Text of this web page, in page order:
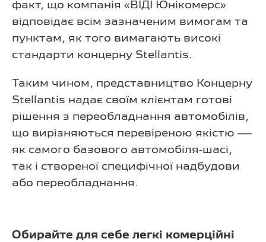
факт, що компанія «ВІДІ Юнікомерс»
відповідає всім зазначеним вимогам та
пунктам, як того вимагають високі
стандарти концерну Stellantis.
Таким чином, представництво Концерну
Stellantis надає своїм клієнтам готові
рішення з переобладнання автомобілів,
що вирізняються перевіреною якістю —
як самого базового автомобіля-шасі,
так і створеної специфічної надбудови
або переобладнання.
Обирайте для себе легкі комерційні